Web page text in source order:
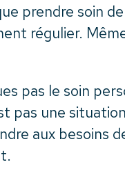
prendre soin
régulier.
pas le soin
pas une
aux besoins